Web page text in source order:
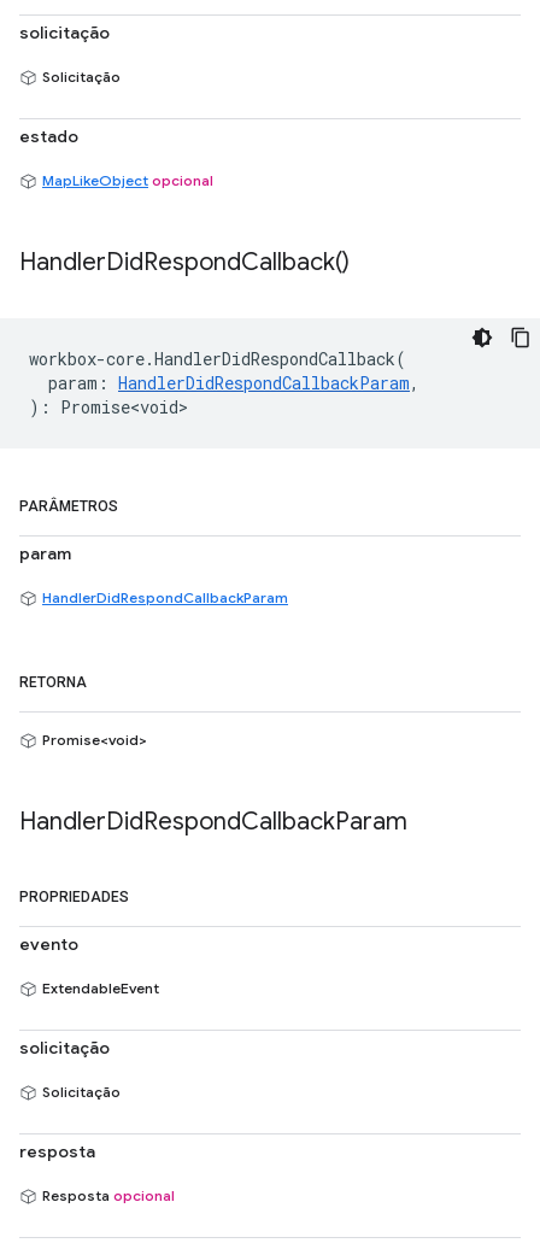
solicitação
Solicitação
estado
MapLikeObject opcional
HandlerDidRespondCallback()
workbox-core.HandlerDidRespondCallback(
param : HandlerDidRespondCallbackParam,
) : Promise<void>
PARÂMETROS
param
HandlerDidRespondCallbackParam
RETORNA
Promise<void>
HandlerDidRespondCallbackParam
PROPRIEDADES
evento
ExtendableEvent
solicitação
Solicitação
resposta
Resposta opcional